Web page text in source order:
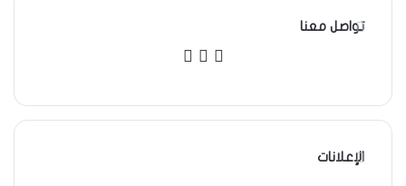
تواصل معنا
فيسبوك
‫X
الإعلانات